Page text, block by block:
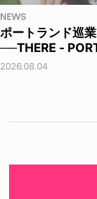
NEWS
ポートランド巡業
──THERE -
2026.08.04